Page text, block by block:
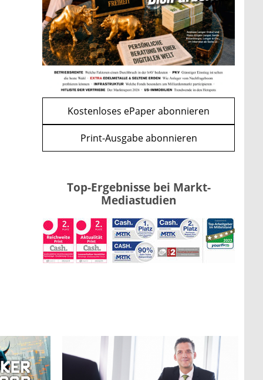
WEITERE ARTIKEL
zurückweiter
Renten-Nachzahlung ist pro
Kind möglich
mehr
Kostenloses ePaper abonnieren
Print-Ausgabe abonnieren
Top-Ergebnisse bei Markt-
Mediastudien